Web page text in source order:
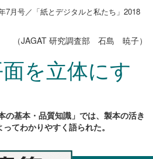
7月号／「紙とデジタルと私たち」2018
（JAGAT 研究調査部 石島 暁子）
を立体にす
の基本・品質知識」では、製本の活き
てわかりやすく語られた。